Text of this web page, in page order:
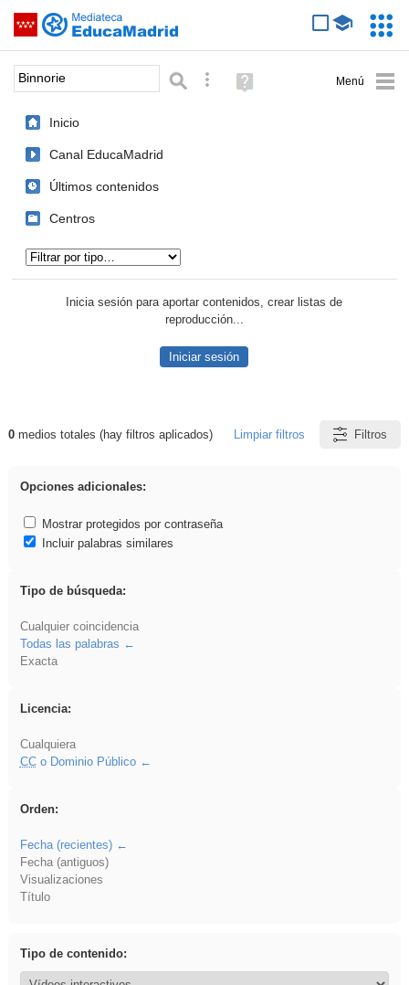
Saltar navegación
Palabra o frase: Búsqueda avanzada
Ayuda
(en
Inicio
Canal EducaMadrid
Últimos contenidos
Centros
Inicia sesión para aportar contenidos, crear listas de
reproducción...
Iniciar sesión
Resultados de: Binnorie
0medios totales (hay filtros aplicados) Limpiar filtros Filtros
Opciones adicionales:
Mostrar protegidos por contraseña
Incluir palabras similares
Tipo de búsqueda:
Cualquier coincidencia
Todas las palabras
Exacta
Licencia:
Cualquiera
CCo Dominio Público
Orden:
Fecha (recientes)
Fecha (antiguos)
Visualizaciones
Título
Tipo de contenido: